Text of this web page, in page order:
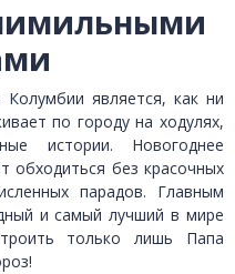
является, как ни
по городу на ходулях,
истории. Новогоднее
без красочных
парадов. Главным
и самый лучший в мире
только лишь Папа